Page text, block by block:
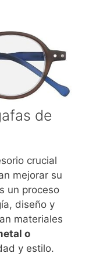
de
crucial
mejorar su
un proceso
diseño y
materiales
o
y estilo.